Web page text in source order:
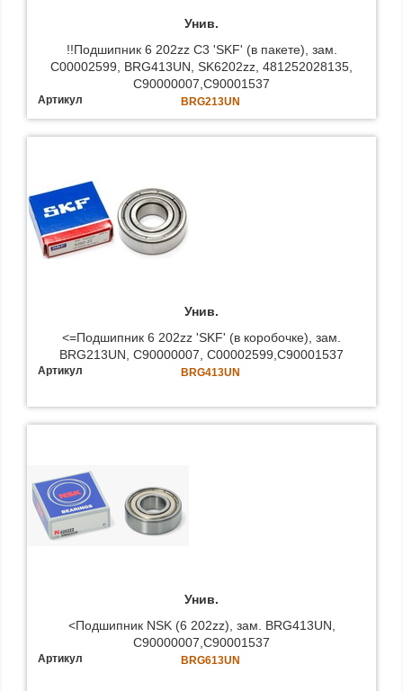
Унив.
!!Подшипник 6 202zz C3 'SKF' (в пакете), зам.
C00002599, BRG413UN, SK6202zz, 481252028135,
C90000007,C90001537
Артикул BRG213UN
Унив.
<=Подшипник 6 202zz 'SKF' (в коробочке), зам.
BRG213UN, C90000007, C00002599,C90001537
Артикул BRG413UN
Унив.
<Подшипник NSK (6 202zz), зам. BRG413UN,
C90000007,C90001537
Артикул BRG613UN